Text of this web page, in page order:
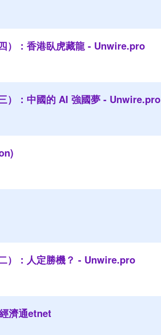
）：香港臥虎藏龍 - Unwire.pro
）：中國的 AI 強國夢 - Unwire.pro
）：人定勝機？ - Unwire.pro
濟通etnet